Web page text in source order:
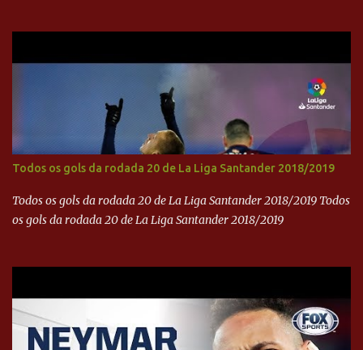
Todos os gols da rodada 20 de La Liga Santander 2018/2019
Todos os gols da rodada 20 de La Liga Santander 2018/2019 Todos
os gols da rodada 20 de La Liga Santander 2018/2019